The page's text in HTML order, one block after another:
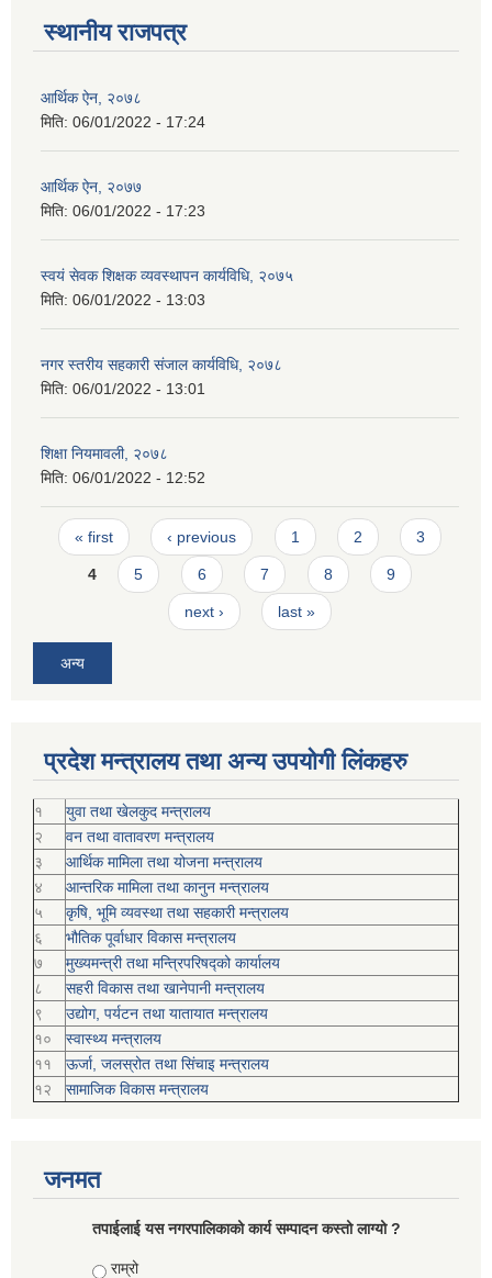
स्थानीय राजपत्र
आर्थिक ऐन, २०७८
मिति: 06/01/2022 - 17:24
आर्थिक ऐन, २०७७
मिति: 06/01/2022 - 17:23
स्वयं सेवक शिक्षक व्यवस्थापन कार्यविधि, २०७५
मिति: 06/01/2022 - 13:03
नगर स्तरीय सहकारी संजाल कार्यविधि, २०७८
मिति: 06/01/2022 - 13:01
शिक्षा नियमावली, २०७८
मिति: 06/01/2022 - 12:52
Pages
« first ‹ previous 1 2 3
4 5 6 7 8 9
next › last »
अन्य
प्रदेश मन्त्रालय तथा अन्य उपयोगी लिंकहरु
१
युवा तथा खेलकुद मन्त्रालय
२
वन तथा वातावरण मन्त्रालय
३
आर्थिक मामिला तथा योजना मन्त्रालय
४
आन्तरिक मामिला तथा कानुन मन्त्रालय
५
कृषि, भूमि व्यवस्था तथा सहकारी मन्त्रालय
६
भौतिक पूर्वाधार विकास मन्त्रालय
७
मुख्यमन्त्री तथा मन्त्रिपरिषद्को कार्यालय
८
सहरी विकास तथा खानेपानी मन्त्रालय
९
उद्योग, पर्यटन तथा यातायात मन्त्रालय
१०
स्वास्थ्य मन्त्रालय
११
ऊर्जा, जलस्रोत तथा सिंचाइ मन्त्रालय
१२
सामाजिक विकास मन्‍‍त्रालय
जनमत
तपाईलाई यस नगरपालिकाको कार्य सम्पादन कस्तो लाग्यो ?
Choices
राम्रो